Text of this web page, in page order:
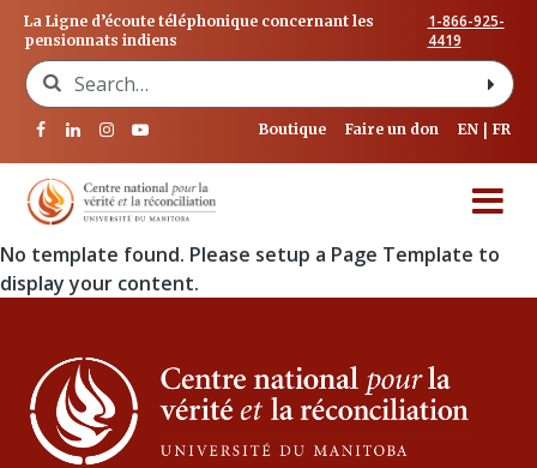
La Ligne d’écoute téléphonique concernant les
pensionnats indiens
1-866-925-
4419
Search for:
Boutique Faire un don EN FR
No template found. Please setup a Page Template to
display your content.